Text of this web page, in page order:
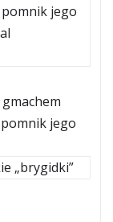
pomnik jego
jego
„brygidki”